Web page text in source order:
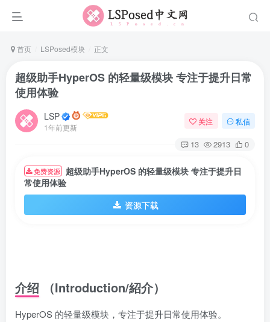
首页 LSPosed模块 正文
超级助手HyperOS 的轻量级模块 专注于提升日常
使用体验
LSP
1年前更新
关注 私信
13 2913 0
免费资源
超级助手HyperOS 的轻量级模块 专注于提升日
常使用体验
资源下载
介绍 （Introduction/紹介）
HyperOS 的轻量级模块，专注于提升日常使用体验。